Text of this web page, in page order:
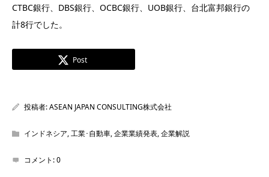
CTBC銀行、DBS銀行、OCBC銀行、UOB銀行、台北富邦銀行の
計8行でした。
Post
投稿者:ASEAN JAPAN CONSULTING株式会社
インドネシア,工業･自動車,企業業績発表,企業解説
コメント:0